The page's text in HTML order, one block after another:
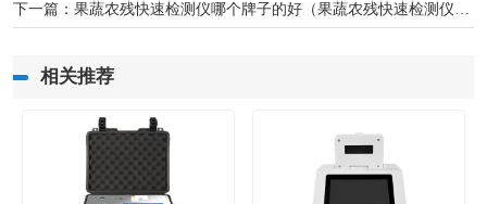
下一篇： 果蔬农残快速检测仪哪个牌子的好（果蔬农残快速检测仪厂家）
相关推荐